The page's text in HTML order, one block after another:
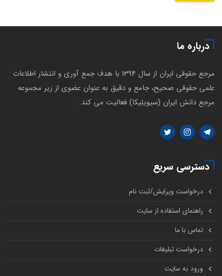
درباره ما
مرجع حقوقی ایران از سال 1394 با هدف جمع آوری و انتشار اطلاعات
علمی حقوقی صحیح، جامع و دقیق به عنوان عضوی از زیر مجموعه
مرجع دانش ایران (سیویلیکا) فعالیت می کند.
دسترسی سریع
درخواست ویرایش/ثبت نام
راهنمای استفاده از سایت
تماس با ما
درخواست تبلیغات
ورود به سایت